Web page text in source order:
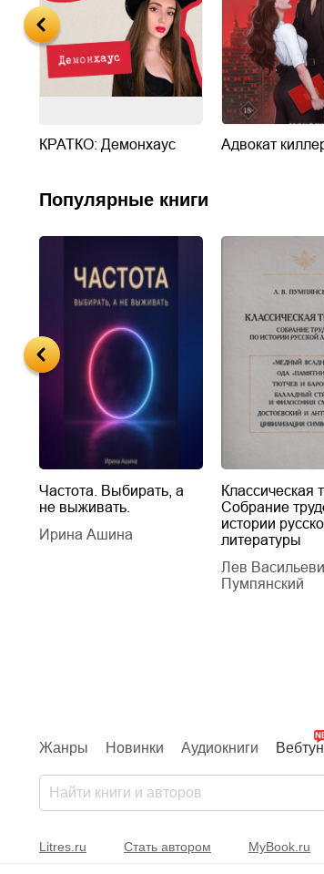
КРАТКО: Демонхаус Адвокат
Популярные книги
Частота. Выбирать, а
не выживать.
Ирина Ашина
Классическая
Собрание
истории
литературы
Лев
Пумпянский
Жанры Новинки Аудиокниги
Litres.ru Стать автором MyBook.ru